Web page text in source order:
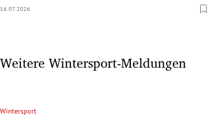
16.07.2026
Weitere Wintersport-Meldungen
Wintersport